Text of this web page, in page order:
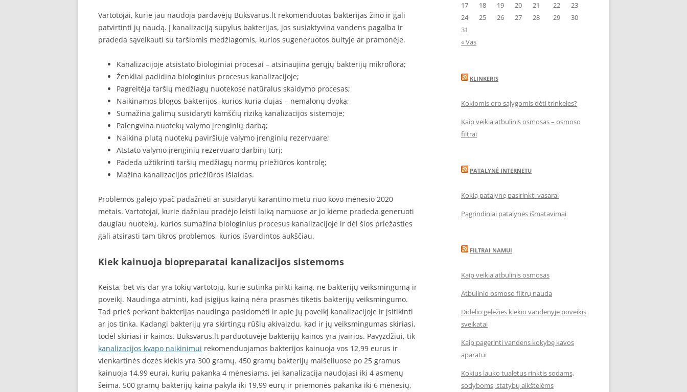
Vartotojai, kurie jau naudoja pardavėjų Buksvarus.lt rekomenduotas bakterijas žino ir gali
patvirtinti jų naudą. Į kanalizaciją supylus bakterijas, jos susiaktyvina vandens pagalba ir
pradeda sąveikauti su taršiomis medžiagomis, kurios sugeneruotos buityje ar pramonėje.
Kanalizacijoje atsistato biologiniai procesai – atsinaujina gerųjų bakterijų mikroflora;
Ženkliai padidina biologinius procesus kanalizacijoje;
Pagreitėja taršių medžiagų nuotekose natūralus skaidymo procesas;
Naikinamos blogos bakterijos, kurios kuria dujas – nemalonų dvoką;
Sumažina galimų susidaryti kamščių riziką kanalizacijos sistemoje;
Palengvina nuotekų valymo įrenginių darbą;
Naikina plutą nuotekų paviršiuje valymo įrenginių rezervuare;
Atstato valymo įrenginių rezervuaro darbinį tūrį;
Padeda užtikrinti taršių medžiagų normų priežiūros kontrolę;
Mažina kanalizacijos priežiūros išlaidas.
Problemos galėjo ypač padažnėti ar susidaryti karantino metu nuo kovo mėnesio 2020
metais. Vartotojai, kurie dažniau pradėjo leisti laiką namuose ar jo kieme pradeda generuoti
daugiau nuotekų, kurios sumažina biologinius procesus kanalizacijoje ir dėl šios priežasties
gali atsirasti tam tikros problemos, kurios išvardintos aukščiau.
Kiek kainuoja biopreparatai kanalizacijos sistemoms
Keista, bet vis dar yra tokių vartotojų, kurie sutinka pirkti kainą, ne bakterijų veiksmingumą ir
poveikį. Naudinga atminti, kad įsigijus kainą nėra prasmės tikėtis bakterijų veiksmingumo.
Tad prieš perkant bakterijas naudinga pasidomėti ir apie jų poveikį kanalizacijoje ir įsitikinti
ar jos tinka. Kadangi bakterijų yra skirtingų rūšių akivaizdu, kad ir jų veiksmingumas skiriasi,
todėl skiriasi ir kainos. Buksvarus.lt parduotuvėje bakterijų kainos yra įvairios. Pavyzdžiui, tik
kanalizacijos kvapo naikinimui rekomenduojamos bakterijos kainuoja vos 12,99 eurus ir
vienkartinės dozės kiekis yra 300 gramų. 450 gramų bakterijų maišeliuose po 25 gramus
kainuoja 14.99 eurai, kurių pakanka 4 mėnesiams, jei kanalizacija naudojasi iki 4 asmenų
šeima. 500 gramų bakterijų kaina pakyla iki 19,99 eurų ir priemonės pakanka iki 6 mėnesių,
17
18 19 20 21 22
23
24
25 26 27 28 29
30
31
« Vas
KLINKERIS
Kokiomis oro sąlygomis dėti trinkeles?
Kaip veikia atbulinis osmosas – osmoso
filtrai
PATALYNĖ INTERNETU
Kokią patalynę pasirinkti vasarai
Pagrindiniai patalynės išmatavimai
FILTRAI NAMUI
Kaip veikia atbulinis osmosas
Atbulinio osmoso filtrų nauda
Didelio geležies kiekio vandenyje poveikis
sveikatai
Kaip pagerinti vandens kokybę kavos
aparatui
Kokius lauko tualetus rinktis sodams,
sodyboms, statybų aikštelėms